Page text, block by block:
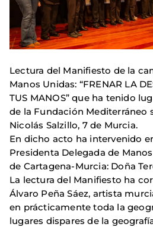
Lectura del Manifiesto de la
Manos Unidas: “FRENAR LA
TUS MANOS” que ha tenido
de la Fundación Mediterráneo
Nicolás Salzillo, 7 de Murcia.
En dicho acto ha intervenido
Presidenta Delegada de
de Cartagena-Murcia: Doña
La lectura del Manifiesto ha
Álvaro Peña Sáez, artista
en prácticamente toda la
lugares dispares de la